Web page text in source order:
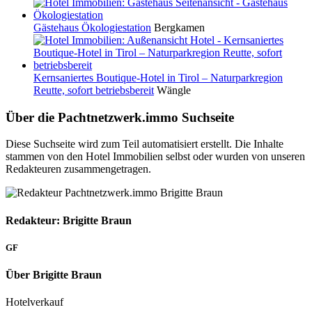
Gästehaus Ökologiestation Bergkamen
Kernsaniertes Boutique-Hotel in Tirol – Naturparkregion
Reutte, sofort betriebsbereit Wängle
Über die Pachtnetzwerk.immo Suchseite
Diese Suchseite wird zum Teil automatisiert erstellt. Die Inhalte
stammen von den Hotel Immobilien selbst oder wurden von unseren
Redakteuren zusammengetragen.
Redakteur: Brigitte Braun
GF
Über Brigitte Braun
Hotelverkauf